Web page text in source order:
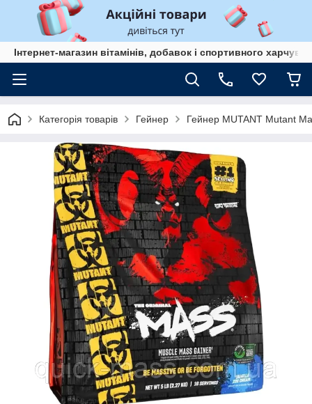
Інтернет-магазин вітамінів, добавок і спортивного
Категорія товарів Гейнер Гейнер MUTANT Mutant